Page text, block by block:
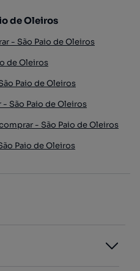
de Oleiros
- São Paio de Oleiros
de Oleiros
Paio de Oleiros
São Paio de Oleiros
- São Paio de Oleiros
Paio de Oleiros